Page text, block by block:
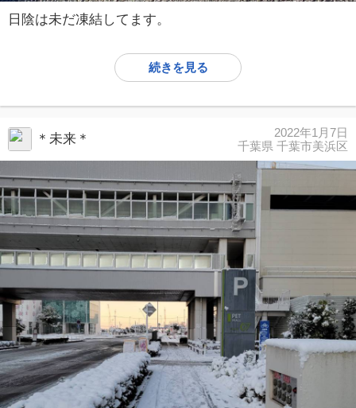
日陰は未だ凍結してます。
続きを見る
＊未来＊
2022年1月7日
千葉県 千葉市美浜区